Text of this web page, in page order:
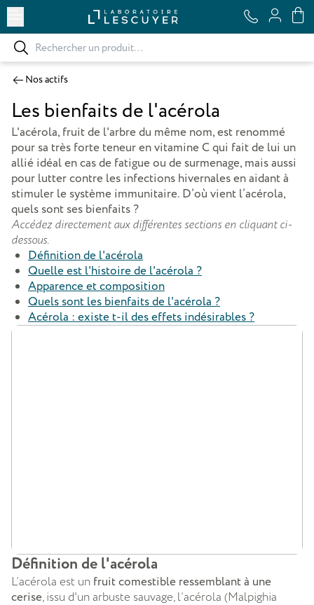
Nos actifs
Les bienfaits de l'acérola
L'acérola, fruit de l'arbre du même nom, est renommé
pour sa très forte teneur en vitamine C qui fait de lui un
allié idéal en cas de fatigue ou de surmenage, mais aussi
pour lutter contre les infections hivernales en aidant à
stimuler le système immunitaire. D’où vient l’acérola,
quels sont ses bienfaits ?
Accédez directement aux différentes sections en cliquant ci-
dessous.
Définition de l'acérola
Quelle est l'histoire de l'acérola ?
Apparence et composition
Quels sont les bienfaits de l'acérola ?
Acérola : existe t-il des effets indésirables ?
Définition de l'acérola
L’acérola est un fruit comestible ressemblant à une
cerise, issu d'un arbuste sauvage, l’acérola (Malpighia